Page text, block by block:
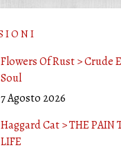
I O N I
Flowers Of Rust >
Soul
7 Agosto 2026
Haggard Cat > THE PAIN
LIFE